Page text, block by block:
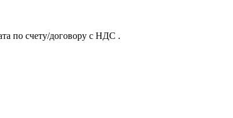
по счету/договору с НДС .